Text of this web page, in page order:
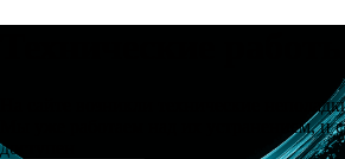
На сайте возникли технические
Мы уже работаем над их устранением, и
доступен